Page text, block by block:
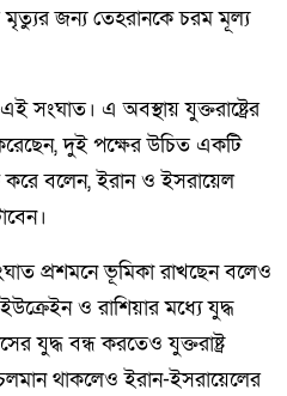
মৃত্যুর জন্য তেহরানকে চরম মূল্য
সংঘাত। এ অবস্থায় যুক্তরাষ্ট্রের
করেছেন, দুই পক্ষের উচিত একটি
করে বলেন, ইরান ও ইসরায়েল
প্রশমনে ভূমিকা রাখছেন বলেও
ও রাশিয়ার মধ্যে যুদ্ধ
যুদ্ধ বন্ধ করতেও যুক্তরাষ্ট্র
থাকলেও ইরান-ইসরায়েলের